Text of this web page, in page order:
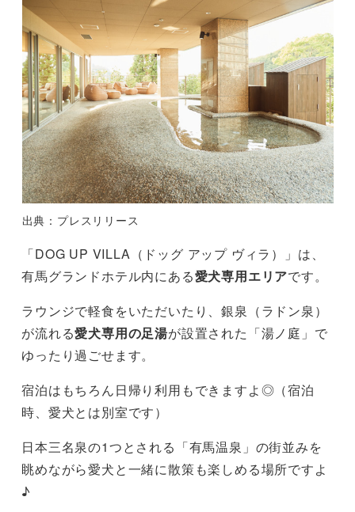
出典：プレスリリース
「DOG UP VILLA（ドッグ アップ ヴィラ）」は、
有馬グランドホテル内にある愛犬専用エリアです。
ラウンジで軽食をいただいたり、銀泉（ラドン泉）
が流れる愛犬専用の足湯が設置された「湯ノ庭」で
ゆったり過ごせます。
宿泊はもちろん日帰り利用もできますよ◎（宿泊
時、愛犬とは別室です）
日本三名泉の1つとされる「有馬温泉」の街並みを
眺めながら愛犬と一緒に散策も楽しめる場所ですよ
♪